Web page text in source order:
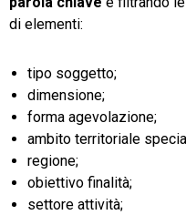
di elementi:
tipo soggetto;
dimensione;
forma agevolazione;
ambito territoriale
regione;
obiettivo finalità;
settore attività;